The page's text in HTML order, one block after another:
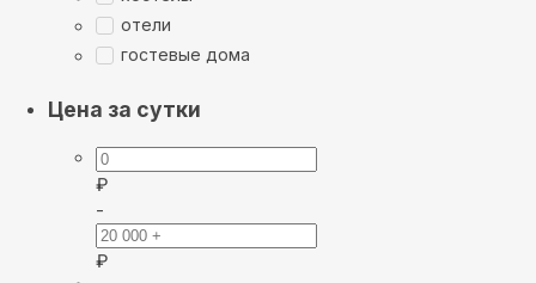
отели
гостевые дома
Цена за сутки
₽
-
₽